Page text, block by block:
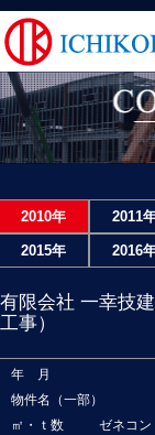
2010年 2011
2015年 2016
有限会社 一幸技
工事）
年 月
物件名（一部）
㎡・ｔ数
ゼネコン